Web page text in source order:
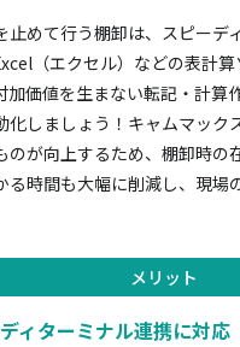
止めて行う棚卸は、スピーデ
（エクセル）などの表計
加価値を生まない転記・計算
化しましょう！キャムマック
のが向上するため、棚卸時の
る時間も大幅に削減し、現場
メリット
ィターミナル連携に対応